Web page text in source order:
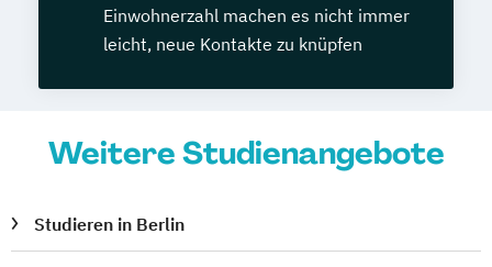
Einwohnerzahl machen es nicht immer
leicht, neue Kontakte zu knüpfen
Weitere Studienangebote
Studieren in Berlin